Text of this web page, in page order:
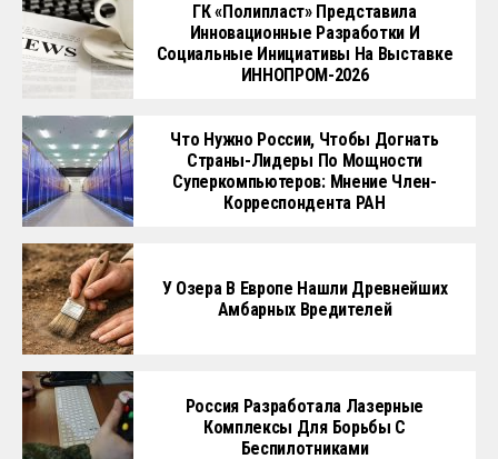
ГК «Полипласт» Представила
Инновационные Разработки И
Социальные Инициативы На Выставке
ИННОПРОМ-2026
Что Нужно России, Чтобы Догнать
Страны-Лидеры По Мощности
Суперкомпьютеров: Мнение Член-
Корреспондента РАН
У Озера В Европе Нашли Древнейших
Амбарных Вредителей
Россия Разработала Лазерные
Комплексы Для Борьбы С
Беспилотниками